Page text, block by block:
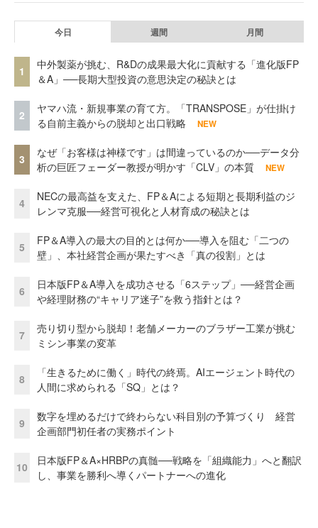
今日 週間 月間
1
中外製薬が挑む、R&Dの成果最大化に貢献する「進化版FP
＆A」──長期大型投資の意思決定の秘訣とは
2
ヤマハ流・新規事業の育て方。「TRANSPOSE」が仕掛け
る自前主義からの脱却と出口戦略
NEW
3
なぜ「お客様は神様です」は間違っているのか──データ分
析の巨匠フェーダー教授が明かす「CLV」の本質
NEW
4
NECの最高益を支えた、FP＆Aによる短期と長期利益のジ
レンマ克服──経営可視化と人材育成の秘訣とは
5
FP＆A導入の最大の目的とは何か──導入を阻む「二つの
壁」、本社経営企画が果たすべき「真の役割」とは
6
日本版FP＆A導入を成功させる「6ステップ」──経営企画
や経理財務の“キャリア迷子”を救う指針とは？
7
売り切り型から脱却！老舗メーカーのブラザー工業が挑む
ミシン事業の変革
8
「生きるために働く」時代の終焉。AIエージェント時代の
人間に求められる「SQ」とは？
9
数字を埋めるだけで終わらない科目別の予算づくり 経営
企画部門初任者の実務ポイント
10
日本版FP＆A×HRBPの真髄──戦略を「組織能力」へと翻訳
し、事業を勝利へ導くパートナーへの進化